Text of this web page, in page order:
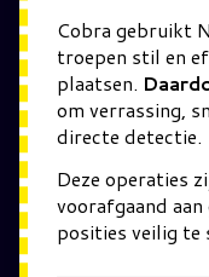
Cobra gebruikt
troepen stil en
plaatsen.
om verrassing,
directe detectie.
Deze operaties
voorafgaand
posities veilig te